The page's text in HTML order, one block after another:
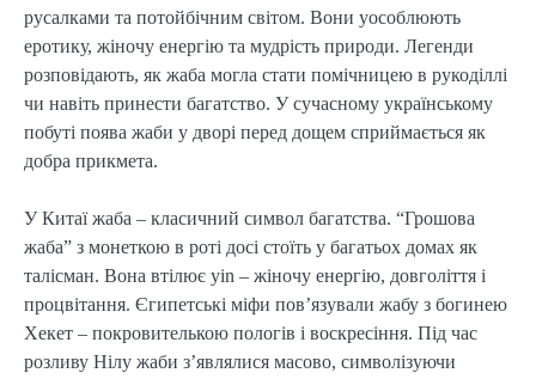
русалками та потойбічним світом. Вони уособлюють
еротику, жіночу енергію та мудрість природи. Легенди
розповідають, як жаба могла стати помічницею в рукоділлі
чи навіть принести багатство. У сучасному українському
побуті поява жаби у дворі перед дощем сприймається як
добра прикмета.
У Китаї жаба – класичний символ багатства. “Грошова
жаба” з монеткою в роті досі стоїть у багатьох домах як
талісман. Вона втілює yin – жіночу енергію, довголіття і
процвітання. Єгипетські міфи пов’язували жабу з богинею
Хекет – покровителькою пологів і воскресіння. Під час
розливу Нілу жаби з’являлися масово, символізуючи